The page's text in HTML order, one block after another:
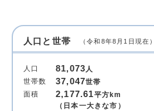
人口と世帯 （令和8年8月1日現在）
人口 81,073人
世帯数
37,047世帯
面積
2,177.61平方km
（日本一大きな市）